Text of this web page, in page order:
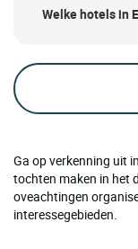
Welke hotels in
Ga op verkenning uit
tochten maken in het
oveachtingen
interessegebieden.